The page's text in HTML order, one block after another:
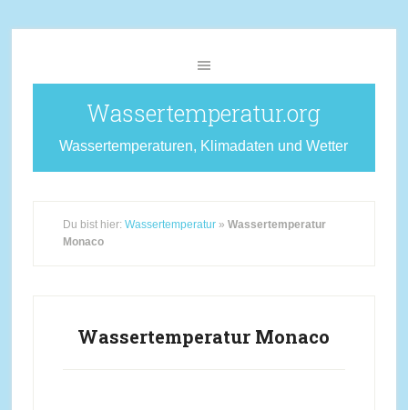
Wassertemperatur.org
Wassertemperaturen, Klimadaten und Wetter
Du bist hier: Wassertemperatur» Wassertemperatur
Monaco
Wassertemperatur Monaco